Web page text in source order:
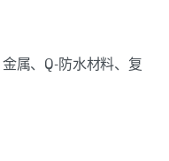
属、Q-防水材料、复